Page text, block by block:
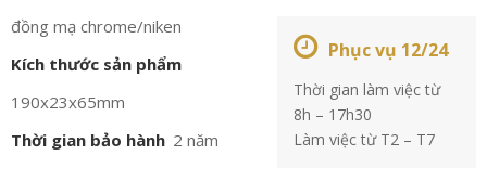
đồng mạ chrome/niken
Kích thước sản phẩm
190x23x65mm
Thời gian bảo hành 2 năm
Phục vụ 12/24
Thời gian làm việc từ
8h – 17h30
Làm việc từ T2 – T7